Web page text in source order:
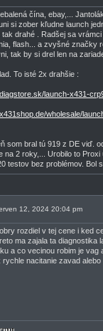
čína, ebay,...
si zober kľudne launch
tak drahé . Radšej sa
flash... a zvyšné značky
tak by si drel len na
To isté 2x drahšie :
launch-x431-
wholesale/
som bral tú 919 z DE viď.
na 2 roky,... Urobilo to
testov bez problémov. Bol
12, 2024 20:04 pm
rozdiel v tej cene i ked
ma zajala ta diagnostika
a co vecinou robim je
rychle nacitanie zavad